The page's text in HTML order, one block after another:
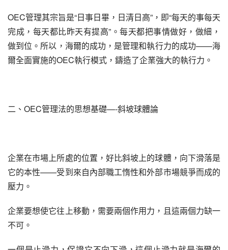
OEC管理其宗旨是“日事日畢，日清日高”，即“每天的事每天
完成，每天都比昨天有提高”。每天都把事情做好，做細，
做到位。所以，海爾的成功，是管理和執行力的成功——海
爾全面實施的OEC執行模式，鑄造了企業強大的執行力。
二、OEC管理法的思想基礎—-斜坡球體論
企業在市場上所處的位置，好比斜坡上的球體，向下滑落是
它的本性——受到來自內部職工惰性和外部市場競爭而成的
壓力。
企業要想使它往上移動，需要兩個作用力，且這兩個力缺一
不可。